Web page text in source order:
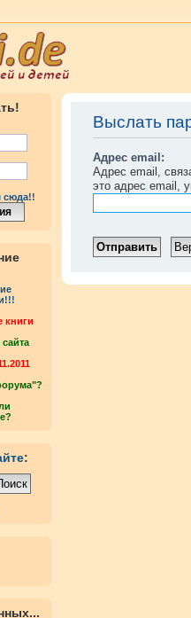
сюда!!
книги
:
Выслать
Адрес email:
Адрес email,
это адрес email,